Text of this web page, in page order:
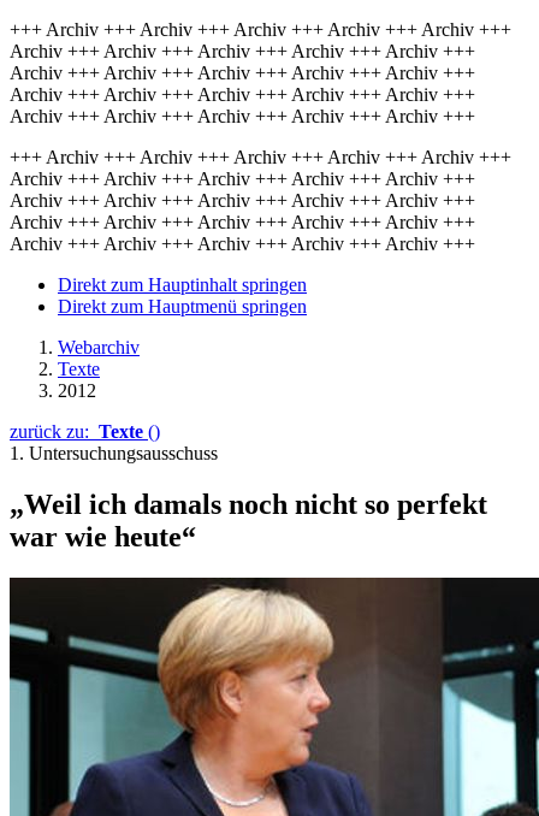
+++ Archiv +++ Archiv +++ Archiv +++ Archiv +++ Archiv +++
Archiv +++ Archiv +++ Archiv +++ Archiv +++ Archiv +++
Archiv +++ Archiv +++ Archiv +++ Archiv +++ Archiv +++
Archiv +++ Archiv +++ Archiv +++ Archiv +++ Archiv +++
Archiv +++ Archiv +++ Archiv +++ Archiv +++ Archiv +++
+++ Archiv +++ Archiv +++ Archiv +++ Archiv +++ Archiv +++
Archiv +++ Archiv +++ Archiv +++ Archiv +++ Archiv +++
Archiv +++ Archiv +++ Archiv +++ Archiv +++ Archiv +++
Archiv +++ Archiv +++ Archiv +++ Archiv +++ Archiv +++
Archiv +++ Archiv +++ Archiv +++ Archiv +++ Archiv +++
Direkt zum Hauptinhalt springen
Direkt zum Hauptmenü springen
Webarchiv
Texte
2012
zurück zu: Texte ()
1. Untersuchungsausschuss
„Weil ich damals noch nicht so perfekt
war wie heute“